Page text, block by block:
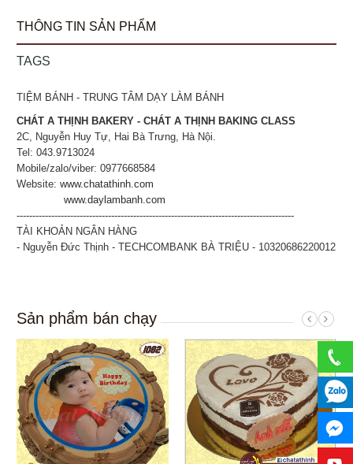
THÔNG TIN SẢN PHẨM
TAGS
TIỆM BÁNH - TRUNG TÂM DẠY LÀM BÁNH
CHÁT A THỊNH BAKERY - CHÁT A THỊNH BAKING CLASS
2C, Nguyễn Huy Tự, Hai Bà Trưng, Hà Nội.
Tel: 043.9713024
Mobile/zalo/viber: 0977668584
Website:www.chatathinh.com
www.daylambanh.com
----------------------------------------------------------------------------------------
TÀI KHOẢN NGÂN HÀNG
- Nguyễn Đức Thịnh - TECHCOMBANK BÀ TRIỆU - 10320686220012
Sản phẩm bán chạy